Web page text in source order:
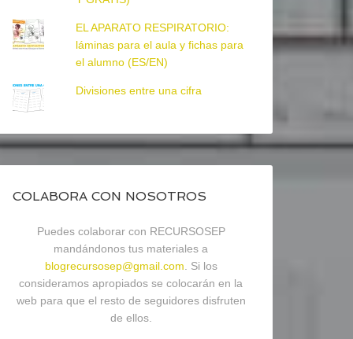
EL APARATO RESPIRATORIO:
láminas para el aula y fichas para
el alumno (ES/EN)
Divisiones entre una cifra
COLABORA CON NOSOTROS
Puedes colaborar con RECURSOSEP
mandándonos tus materiales a
blogrecursosep@gmail.com . Si los
consideramos apropiados se colocarán en la
web para que el resto de seguidores disfruten
de ellos.